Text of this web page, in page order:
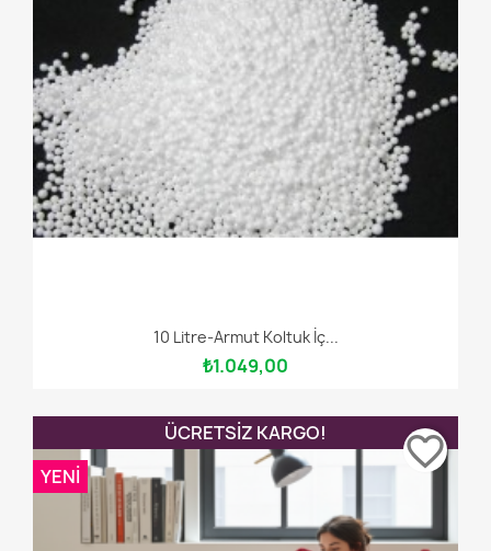
10 Litre-Armut Koltuk İç...
₺1.049,00
ÜCRETSIZ KARGO!
YENI
favorite_border